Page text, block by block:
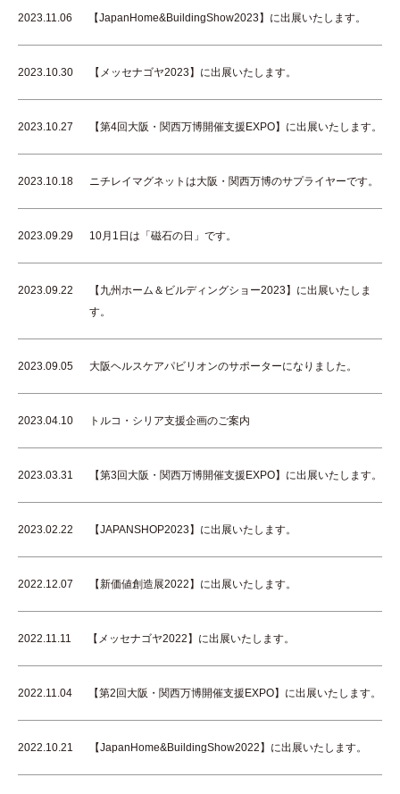
2023.11.06 【JapanHome&BuildingShow2023】に出展いたします。
2023.10.30 【メッセナゴヤ2023】に出展いたします。
2023.10.27 【第4回大阪・関西万博開催支援EXPO】に出展いたします。
2023.10.18 ニチレイマグネットは大阪・関西万博のサプライヤーです。
2023.09.29 10月1日は「磁石の日」です。
2023.09.22
【九州ホーム＆ビルディングショー2023】に出展いたしま
す。
2023.09.05 大阪ヘルスケアパビリオンのサポーターになりました。
2023.04.10 トルコ・シリア支援企画のご案内
2023.03.31 【第3回大阪・関西万博開催支援EXPO】に出展いたします。
2023.02.22 【JAPANSHOP2023】に出展いたします。
2022.12.07 【新価値創造展2022】に出展いたします。
2022.11.11 【メッセナゴヤ2022】に出展いたします。
2022.11.04 【第2回大阪・関西万博開催支援EXPO】に出展いたします。
2022.10.21 【JapanHome&BuildingShow2022】に出展いたします。